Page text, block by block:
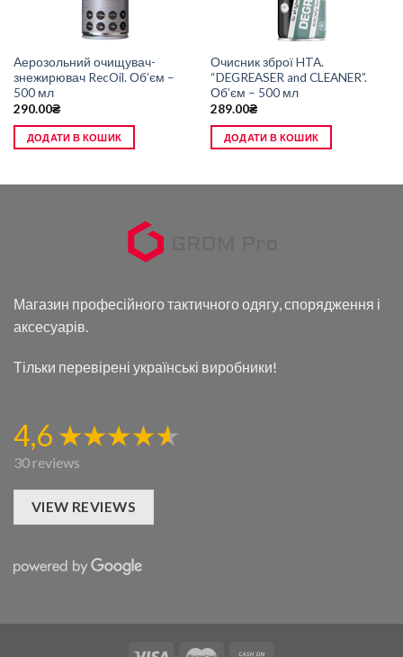
Аерозольний очищувач-
знежирювач RecOil. Об’єм –
500 мл
290.00₴
ДОДАТИ В КОШИК
Очисник зброї HTA.
“DEGREASER and CLEANER”.
Об’єм – 500 мл
289.00₴
ДОДАТИ В КОШИК
Магазин професійного тактичного одягу, спорядження і
аксесуарів.
Тільки перевірені українські виробники!
4,6
30 reviews
VIEW REVIEWS